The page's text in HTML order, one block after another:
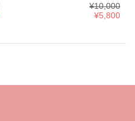
¥10,000
¥5,800